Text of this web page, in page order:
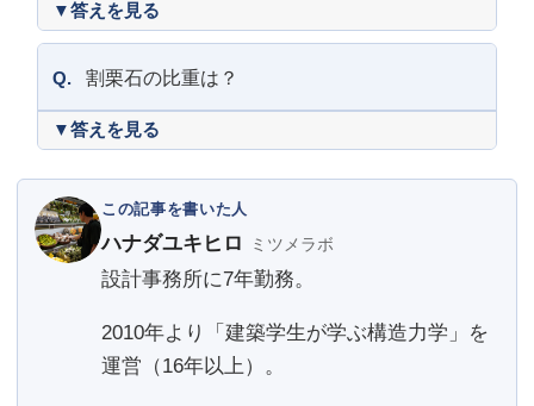
Q. 割栗石の比重は？
この記事を書いた人
ハナダユキヒロ ミツメラボ
設計事務所に7年勤務。
2010年より「建築学生が学ぶ構造力学」を
運営（16年以上）。